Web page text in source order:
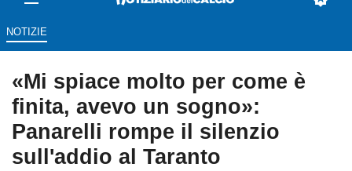
NOTIZIE
«Mi spiace molto per come è
finita, avevo un sogno»:
Panarelli rompe il silenzio
sull'addio al Taranto